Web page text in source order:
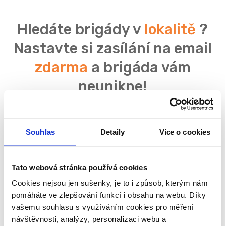
Souhlas Detaily Více o cookies
Tato webová stránka používá cookies
Cookies nejsou jen sušenky, je to i způsob, kterým nám
pomáháte ve zlepšování funkcí i obsahu na webu. Díky
vašemu souhlasu s využíváním cookies pro měření
návštěvnosti, analýzy, personalizaci webu a
Hledáte brigády v lokalitě ?
Nastavte si zasílání na email
zdarma a brigáda vám
neunikne!